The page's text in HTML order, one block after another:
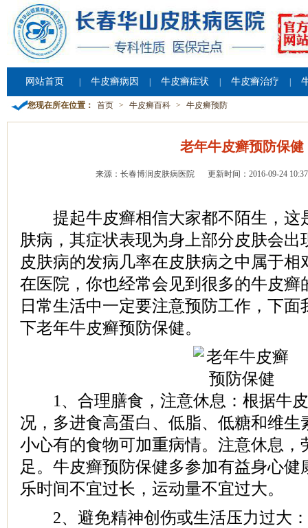
网站首页 牛皮癣病因 牛皮癣症状 牛皮癣治疗
您现在所在位置： 首页 > 牛皮癣百科 > 牛皮癣预防
老年牛皮癣预防保健
来源：长春博润皮肤病医院 更新时间：2016-09-24
提起牛皮癣相信大家都不陌生，这
肤病，其症状表现为身上部分皮肤会出
皮肤病的发病几率在皮肤病之中属于相
在医院，你也经常会见到很多的牛皮癣
日常生活中一定要注意预防工作，下
下老年牛皮癣预防保健。
1、合理膳食，注意休息：根据牛皮
况，多进食高蛋白、低脂、低糖和维生
小心有的食物可加重病情。注意休息，
足。牛皮癣预防保健多参加有益身心健
乐时间不宜过长，运动量不宜过大。
2、避免精神创伤或生活压力过大：